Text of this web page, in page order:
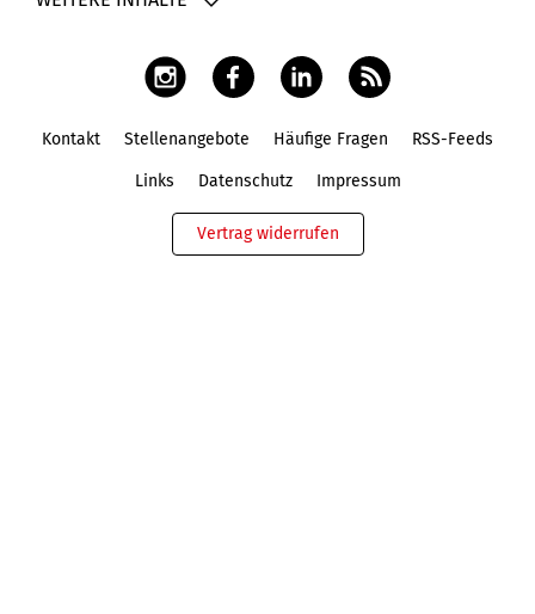
Kontakt Stellenangebote Häufige Fragen RSS-Feeds
Links Datenschutz Impressum
Vertrag widerrufen